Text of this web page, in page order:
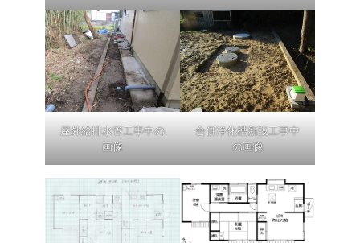
屋外給排水管工事中の
画像
合併浄化槽新設工事中
の画像